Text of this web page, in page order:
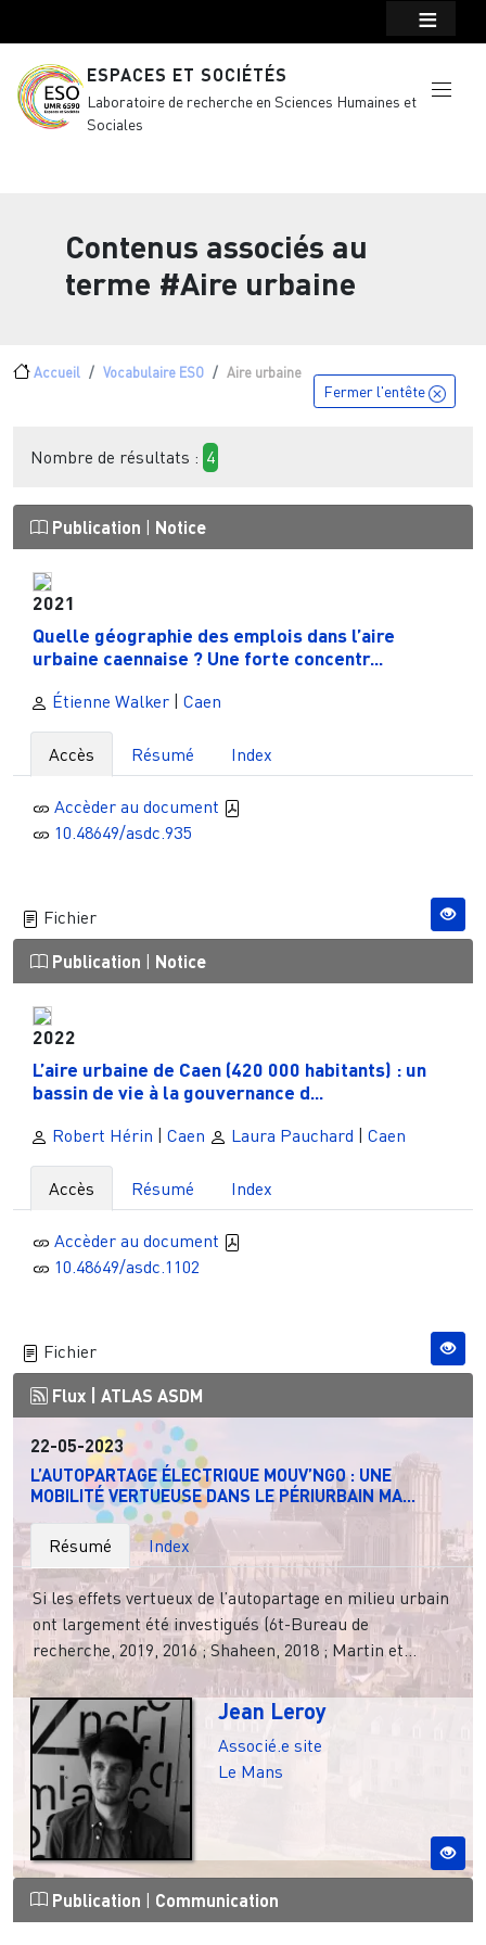
ESPACES ET SOCIÉTÉS
Laboratoire de recherche en Sciences Humaines et
Sociales
Contenus associés au
terme #Aire urbaine
Fil d'Ariane
Accueil Vocabulaire ESO Aire urbaine
Fermer l'entête
Nombre de résultats : 4
Publication Notice
2021
Quelle géographie des emplois dans l’aire
urbaine caennaise ? Une forte concentr...
Étienne Walker Caen
Accès Résumé Index
Accèder au document
10.48649/asdc.935
Fichier
Publication Notice
2022
L’aire urbaine de Caen (420 000 habitants) : un
bassin de vie à la gouvernance d...
Robert Hérin Caen Laura Pauchard Caen
Accès Résumé Index
Accèder au document
10.48649/asdc.1102
Fichier
Flux | ATLAS ASDM
22-05-2023
L’AUTOPARTAGE ÉLECTRIQUE MOUV’NGO : UNE
MOBILITÉ VERTUEUSE DANS LE PÉRIURBAIN MA...
Résumé Index
Si les effets vertueux de l’autopartage en milieu urbain
ont largement été investigués (6t-Bureau de
recherche, 2019, 2016 ; Shaheen, 2018 ; Martin et...
Jean Leroy
Associé.e site
Le Mans
Publication | Communication